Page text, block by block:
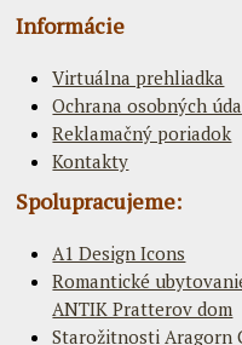
Informácie
Virtuálna prehliadka
Ochrana osobných
Reklamačný poriadok
Kontakty
Spolupracujeme:
A1 Design Icons
Romantické
ANTIK Pratterov dom
Starožitnosti Aragorn